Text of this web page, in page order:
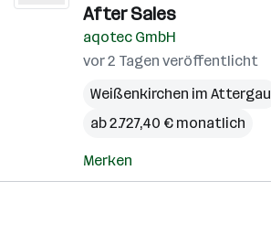
After Sales
aqotec GmbH
vor 2 Tagen veröffentlicht
Weißenkirchen im Attergau
ab 2.727,40 € monatlich
Merken